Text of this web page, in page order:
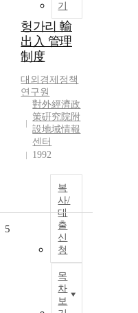
기
헝가리 輸
出入 管理
制度
대외경제정책
연구원
對外經濟政
策硏究院附
設地域情報
센터
1992
복
사/
대
출
신
청
목
차
보
5